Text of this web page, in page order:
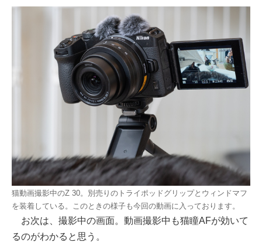
猫動画撮影中のZ 30。別売りのトライポッドグリップとウィンドマフ
を装着している。このときの様子も今回の動画に入っております。
お次は、撮影中の画面。動画撮影中も猫瞳AFが効いて
るのがわかると思う。